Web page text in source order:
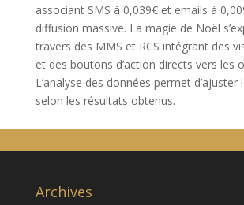
associant SMS à 0,039€ et emails à
diffusion massive. La magie de Noël
travers des MMS et RCS intégrant des
et des boutons d’action directs vers les
L’analyse des données permet d’ajuster
selon les résultats obtenus.
Archives